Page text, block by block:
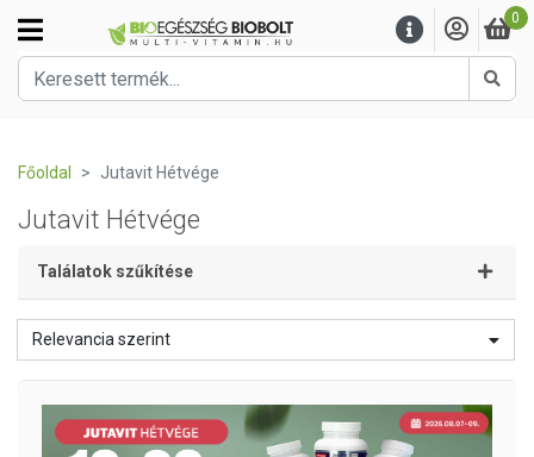
0
Főoldal Jutavit Hétvége
Jutavit Hétvége
Találatok szűkítése
Relevancia szerint